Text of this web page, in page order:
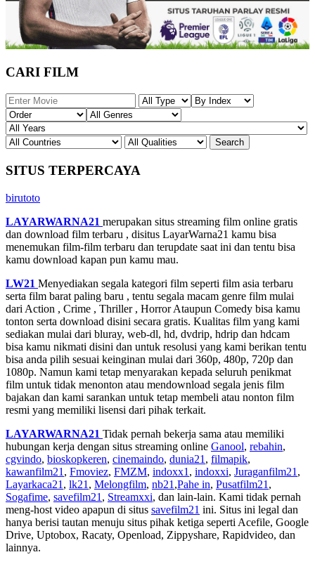
CARI FILM
SITUS TERPERCAYA
birutoto
LAYARWARNA21 merupakan situs streaming film online gratis
dan download film terbaru , disitus LayarWarna21 kamu bisa
menemukan film-film terbaru dan terupdate saat ini dan tentu bisa
kamu download kapan pun kamu mau.
LW21 Menyediakan segala kategori film seperti film asia terbaru
serta film barat paling baru , tentu segala macam genre film mulai
dari Action , Crime , Thriller , Horror Ataupun Comedy bisa kamu
tonton serta download disini secara gratis. Kualitas film yang kami
sediakan mulai dari bluray, web-dl, hd, dvdrip, hdrip dan hdcam
bisa kamu nikmati disini dan untuk resolusi yang kami berikan tentu
bisa anda pilih sesuai keinginan mulai dari 360p, 480p, 720p dan
1080p. Namun kami tetap menyarakan kepada seluruh penikmat
film untuk tidak menonton atau mendownload segala jenis film
bajakan dan kami sarankan untuk tetap membeli atau nonton film
resmi yang memiliki lisensi dari pihak terkait.
LAYARWARNA21 Tidak pernah bekerja sama atau memiliki
hubungan kerja dengan situs streaming online Ganool, rebahin,
cgvindo, bioskopkeren, cinemaindo, dunia21 , filmapik,
kawanfilm21 , Fmoviez, FMZM, indoxx1 , indoxxi, Juraganfilm21 ,
Layarkaca21 , lk21 , Melongfilm, nb21 ,Pahe in, Pusatfilm21 ,
Sogafime, savefilm21 , Streamxxi, dan lain-lain. Kami tidak pernah
meng-host video apapun di situs savefilm21 ini. Situs ini legal dan
hanya berisi tautan menuju situs pihak ketiga seperti Acefile, Google
Drive, Uptobox, Racaty, Openload, Zippyshare, Rapidvideo, dan
lainnya.